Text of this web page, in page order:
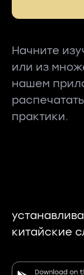
Начните
или из
нашем
практики.
китайские